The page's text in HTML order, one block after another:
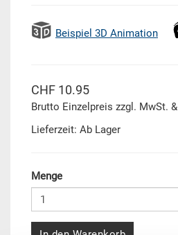
Beispiel 3D Animation
CHF 10.95
Brutto Einzelpreis zzgl. MwSt. &
Lieferzeit: Ab Lager
Menge